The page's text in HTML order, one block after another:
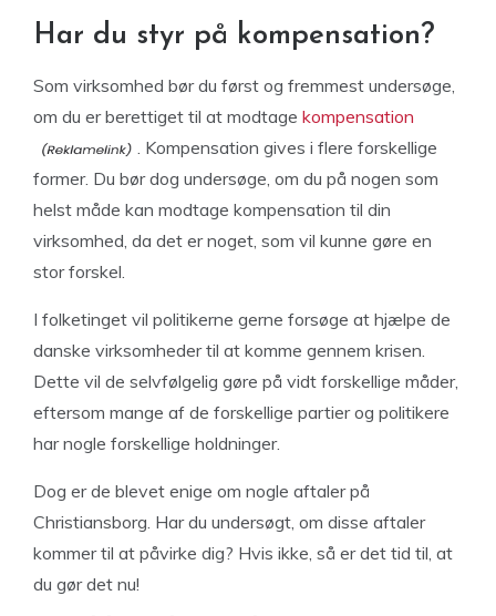
Har du styr på kompensation?
Som virksomhed bør du først og fremmest undersøge,
om du er berettiget til at modtage kompensation
. Kompensation gives i flere forskellige
former. Du bør dog undersøge, om du på nogen som
helst måde kan modtage kompensation til din
virksomhed, da det er noget, som vil kunne gøre en
stor forskel.
I folketinget vil politikerne gerne forsøge at hjælpe de
danske virksomheder til at komme gennem krisen.
Dette vil de selvfølgelig gøre på vidt forskellige måder,
eftersom mange af de forskellige partier og politikere
har nogle forskellige holdninger.
Dog er de blevet enige om nogle aftaler på
Christiansborg. Har du undersøgt, om disse aftaler
kommer til at påvirke dig? Hvis ikke, så er det tid til, at
du gør det nu!